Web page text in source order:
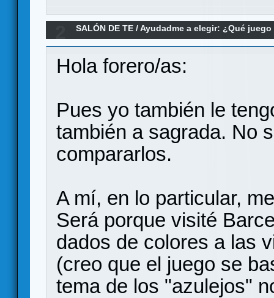
SALÓN DE TE /Ayudadme a elegir: ¿Qué
Azul?
Hola forero/as:
Pues yo también le
también a sagrada. No
compararlos.
A mí, en lo particular,
Será porque visité
dados de colores a las
(creo que el juego se
tema de los "azulejos"